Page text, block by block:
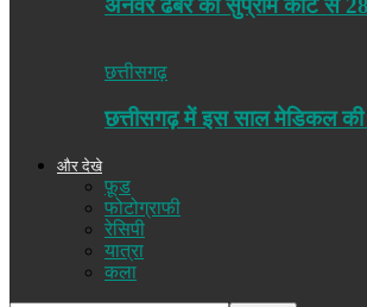
छत्तीसगढ़
छत्तीसगढ़ में इस साल मेडिकल
और देखे
फ़ूड
फोटोग्राफी
रेसिपी
यात्रा
कला